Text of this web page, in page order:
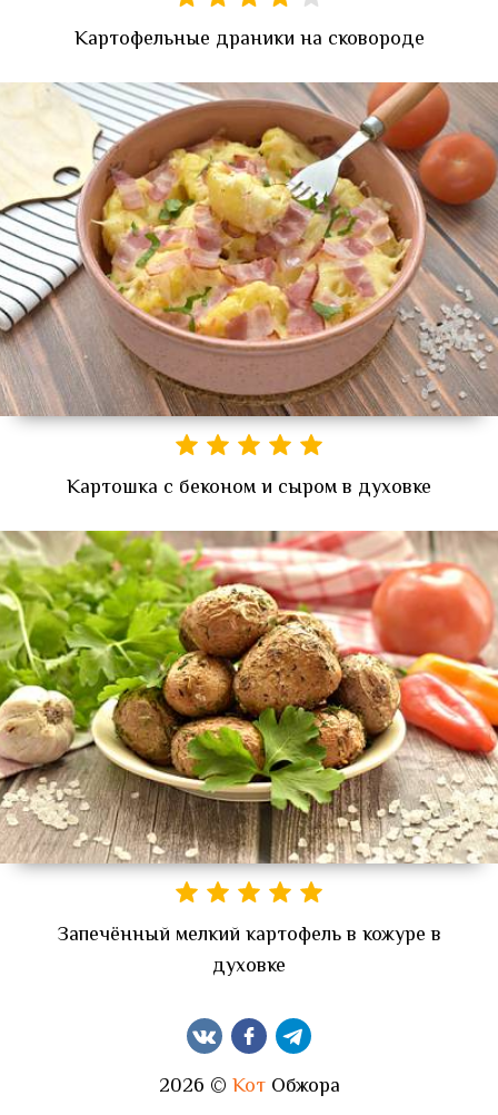
Картофельные драники на сковороде
Картошка с беконом и сыром в духовке
Запечённый мелкий картофель в кожуре в
духовке
2026 © КотОбжора